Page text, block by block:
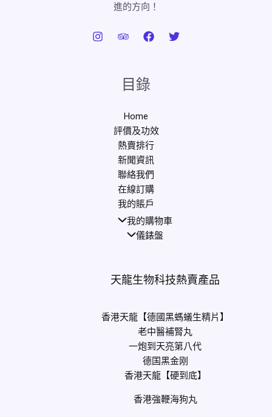
進的方向！
目錄
Home
評價及功效
熱賣排行
新聞資訊
聯絡我們
在線訂購
我的賬戶
我的購物車
儀錶盤
天龍生物科技熱賣產品
香港天龍【德國黑螞蟻生精片】
老中醫補腎丸
一炮到天亮第八代
德国黑金刚
香港天龍【硬到底】
香港強鞭海狗丸